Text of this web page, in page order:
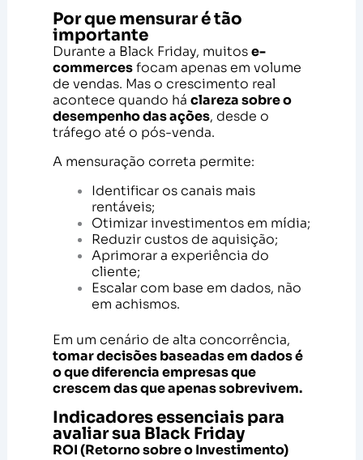
Por que mensurar é tão
importante
Durante a Black Friday, muitose-
commercesfocam apenas em volume
de vendas. Mas o crescimento real
acontece quando há clareza sobre o
desempenho das ações, desde o
tráfego até o pós-venda.
A mensuração correta permite:
Identificar os canais mais
rentáveis;
Otimizar investimentos em mídia;
Reduzir custos de aquisição;
Aprimorar a experiência do
cliente;
Escalar com base em dados, não
em achismos.
Em um cenário de alta concorrência,
tomar decisões baseadas em dados é
o que diferencia empresas que
crescem das que apenas sobrevivem.
Indicadores essenciais para
avaliar sua Black Friday
ROI (Retorno sobre o Investimento)